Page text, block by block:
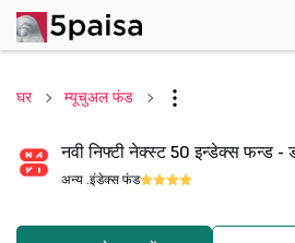
घर म्यूचुअल फंड
नवी निफ्टी नेक्स्ट 50 इन्डेक्स फन्ड -
अन्य .इंडेक्स फंड